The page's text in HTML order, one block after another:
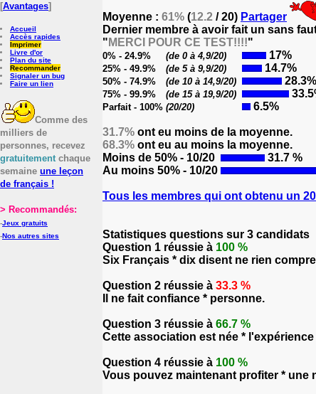
[Avantages]
Accueil
Accès rapides
Imprimer
Livre d'or
Plan du site
Recommander
Signaler un bug
Faire un lien
Comme des
milliers de
personnes, recevez
gratuitementchaque
semaine une leçon
de français !
> Recommandés:
-Jeux gratuits
-Nos autres sites
Moyenne : 61% (12.2 / 20) Partager
Dernier membre à avoir fait un sans
" MERCI POUR CE TEST!!!!"
0% - 24.9% (de 0 à 4,9/20) 17%
25% - 49.9% (de 5 à 9,9/20) 14.7%
50% - 74.9% (de 10 à 14,9/20) 28.3%
75% - 99.9% (de 15 à 19,9/20)
Parfait - 100% (20/20) 6.5%
31.7% ont eu moins de la moyenne.
68.3% ont eu au moins la moyenne.
Moins de 50% - 10/20
31.7 %
Au moins 50% - 10/20
Tous les membres qui ont obtenu un
Statistiques questions sur 3 candidats
Question 1 réussie à 100 %
Six Français * dix disent ne rien
Question 2 réussie à 33.3 %
Il ne fait confiance * personne.
Question 3 réussie à 66.7 %
Cette association est née *
Question 4 réussie à 100 %
Vous pouvez maintenant profiter *